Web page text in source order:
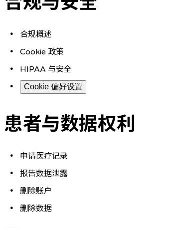
合规概述
Cookie 政策
HIPAA 与安全
Cookie 偏好设置
患者与数据权利
申请医疗记录
报告数据泄露
删除账户
删除数据